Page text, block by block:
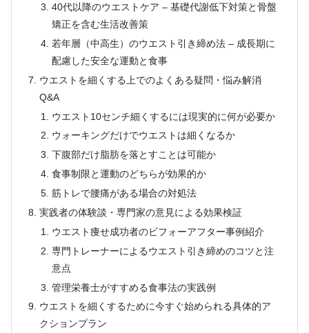
40代以降のウエストケア – 基礎代謝低下対策と骨盤
矯正を含む生活改善策
若年層（中高生）のウエスト引き締め法 – 成長期に
配慮した安全な運動と食事
ウエストを細くする上でのよくある疑問・悩み解消
Q&A
ウエスト10センチ細くするには現実的に何が必要か
ウォーキングだけでウエストは細くなるか
下腹部だけ脂肪を落とすことは可能か
食事制限と運動のどちらが効果的か
筋トレで腰痛がある場合の対処法
実践者の体験談・専門家の意見による効果検証
ウエスト痩せ成功者のビフォーアフター事例紹介
専門トレーナーによるウエスト引き締めのコツと注
意点
管理栄養士がすすめる食事法の実践例
ウエストを細くするために今すぐ始められる具体的ア
クションプラン